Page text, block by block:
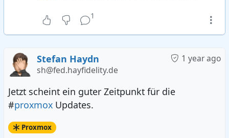
1
1 year ago
Stefan Haydn
sh@fed.hayfidelity.de
Jetzt scheint ein guter Zeitpunkt für die
#proxmox Updates.
Proxmox